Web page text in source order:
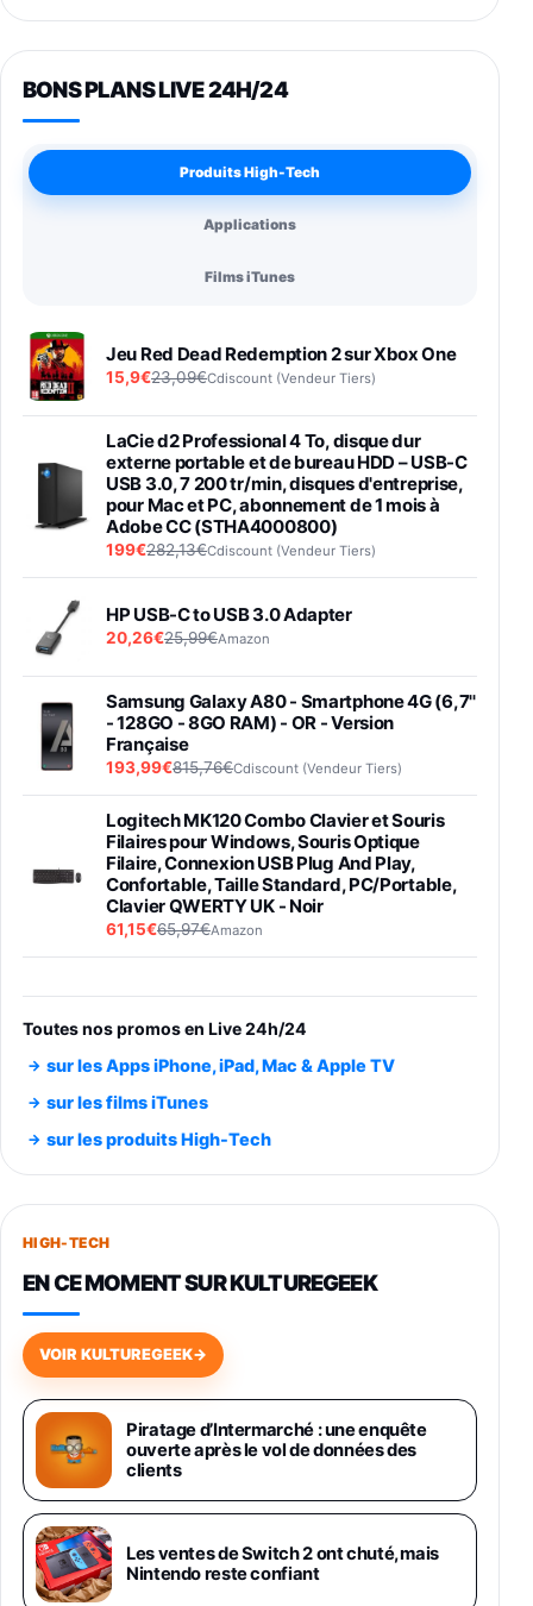
BONS PLANS LIVE 24H/24
Produits High-Tech
Applications
Films iTunes
Jeu Red Dead Redemption 2 sur Xbox One
15,9€23,09€Cdiscount (Vendeur Tiers)
LaCie d2 Professional 4 To, disque dur
externe portable et de bureau HDD – USB-C
USB 3.0, 7 200 tr/min, disques d'entreprise,
pour Mac et PC, abonnement de 1 mois à
Adobe CC (STHA4000800)
199€282,13€Cdiscount (Vendeur Tiers)
HP USB-C to USB 3.0 Adapter
20,26€25,99€Amazon
Samsung Galaxy A80 - Smartphone 4G (6,7''
- 128GO - 8GO RAM) - OR - Version
Française
193,99€815,76€Cdiscount (Vendeur Tiers)
Logitech MK120 Combo Clavier et Souris
Filaires pour Windows, Souris Optique
Filaire, Connexion USB Plug And Play,
Confortable, Taille Standard, PC/Portable,
Clavier QWERTY UK - Noir
61,15€65,97€Amazon
entraénement direct 3 vitesses (33-45-78
trs/min) avec pre-ampli intégré et port USB
Smartphone SAMSUNG Galaxy S26 Ultra
891,99€1199€Fnac (Vendeur Tiers)
Smartphone SAMSUNG Galaxy S26+ Violet
749,99€
648,63€834,71€
Samsung Galaxy Miracle Ultra, Smartphone
Android 5G avec Galaxy AI, 512 Go,
Chargeur Secteur Rapide 25W Inclus,
Smartphone déverrouillé, Noir, Version FR
1019€
Galaxy S26 Ultra 512 Go Bleu
1019€1399€ Fnac (Vendeur Tiers)
Toutes nos promos en Live 24h/24
sur les Apps iPhone, iPad, Mac & Apple TV
sur les films iTunes
sur les produits High-Tech
HIGH-TECH
EN CE MOMENT SUR KULTUREGEEK
VOIR KULTUREGEEK→
Piratage d’Intermarché : une enquête
ouverte après le vol de données des
clients
Les ventes de Switch 2 ont chuté, mais
Nintendo reste confiant